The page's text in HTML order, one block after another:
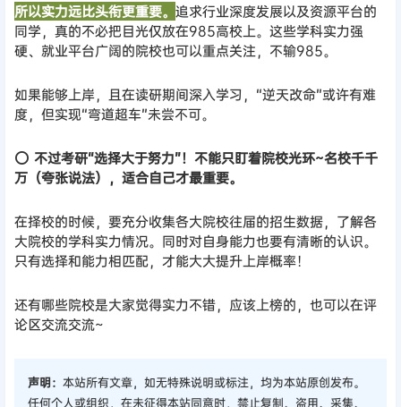
所以实力远比头衔更重要。 追求行业深度发展以及资源平台的
同学，真的不必把目光仅放在985高校上。这些学科实力强
硬、就业平台广阔的院校也可以重点关注，不输985。
如果能够上岸，且在读研期间深入学习，“逆天改命”或许有难
度，但实现“弯道超车”未尝不可。
⭕ 不过考研“选择大于努力”！不能只盯着院校光环~名校千千
万（夸张说法），适合自己才最重要。
在择校的时候，要充分收集各大院校往届的招生数据，了解各
大院校的学科实力情况。同时对自身能力也要有清晰的认识。
只有选择和能力相匹配，才能大大提升上岸概率！
还有哪些院校是大家觉得实力不错，应该上榜的，也可以在评
论区交流交流~
声明： 本站所有文章，如无特殊说明或标注，均为本站原创发布。
任何个人或组织，在未征得本站同意时，禁止复制、盗用、采集、